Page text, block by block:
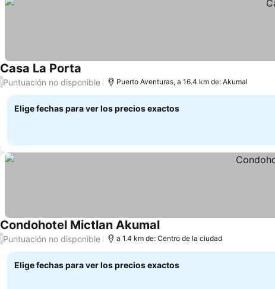
Casa La Porta Ver precios
/Puntuación no disponible Puerto Aventuras, a 16.4 km de: Akumal
Elige fechas para ver los precios exactos
Condohotel Mictlan AkumalVer precios
/Puntuación no disponible a 1.4 km de: Centro de la ciudad
Elige fechas para ver los precios exactos